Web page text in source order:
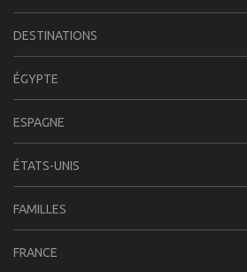
DESTINATIONS
ÉGYPTE
ESPAGNE
ÉTATS-UNIS
FAMILLES
FRANCE